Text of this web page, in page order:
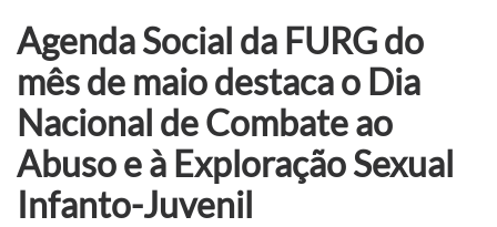
Agenda Social da FURG do
mês de maio destaca o Dia
Nacional de Combate ao
Abuso e à Exploração Sexual
Infanto-Juvenil